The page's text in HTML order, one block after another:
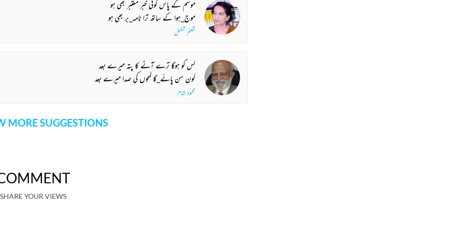
موسم کے پاس کوئی خبر معتبر بھی ہو
موج_ہوا کے ساتھ ترا نامہ_بر بھی ہو
شبنم شکیل
کس کو ہوگا ترے آنے کا پتہ میرے بعد
کون سن پائے_گا لمحوں کی صدا میرے بعد
محمود شام
MORE SUGGESTIONS
SHARE YOUR VIEWS